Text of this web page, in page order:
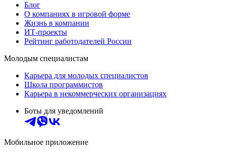
Блог
О компаниях в игровой форме
Жизнь в компании
ИТ-проекты
Рейтинг работодателей России
Молодым специалистам
Карьера для молодых специалистов
Школа программистов
Карьера в некоммерческих организациях
Боты для уведомлений
Мобильное приложение